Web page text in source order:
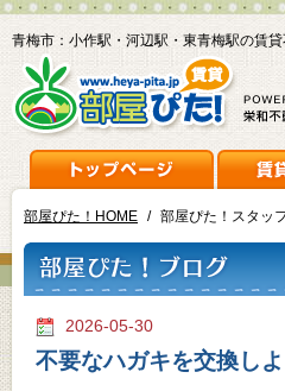
青梅市：小作駅・河辺駅・東青梅駅の賃
部屋ぴた！HOME / 部屋ぴた！スタッ
2026-05-30
不要なハガキを交換しよ